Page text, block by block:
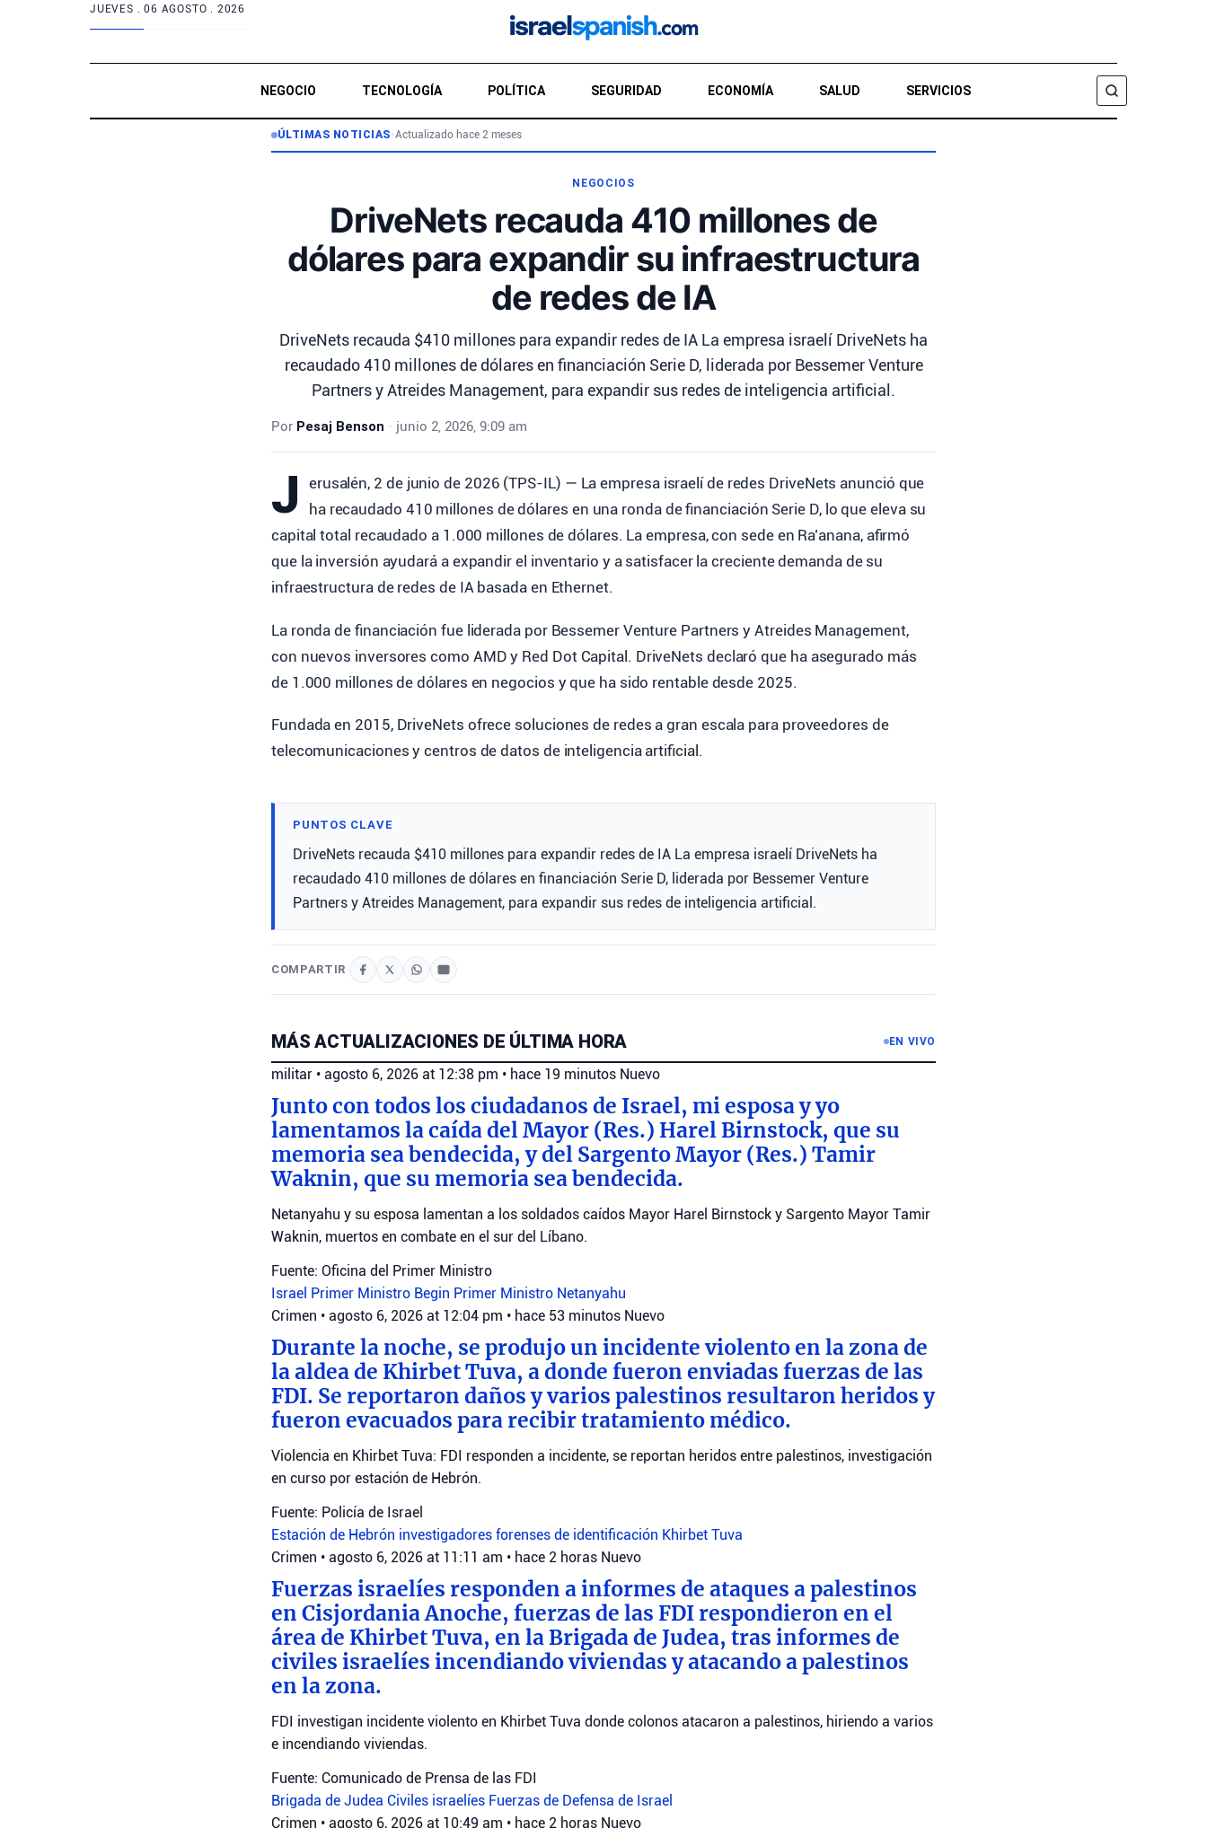
JUEVES .06 AGOSTO . 2026
NEGOCIO TECNOLOGÍA POLÍTICA SEGURIDAD ECONOMÍA SALUD SERVICIOS
BUSCAR
ÚLTIMAS NOTICIAS•Actualizado hace 2 meses
NEGOCIOS
DriveNets recauda 410 millones de
dólares para expandir su infraestructura
de redes de IA
DriveNets recauda $410 millones para expandir redes de IA La empresa israelí DriveNets ha
recaudado 410 millones de dólares en financiación Serie D, liderada por Bessemer Venture
Partners y Atreides Management, para expandir sus redes de inteligencia artificial.
Por Pesaj Benson • junio 2, 2026, 9:09 am
J
erusalén, 2 de junio de 2026 (TPS-IL) — La empresa israelí de redes DriveNets anunció que
ha recaudado 410 millones de dólares en una ronda de financiación Serie D, lo que eleva su
capital total recaudado a 1.000 millones de dólares. La empresa, con sede en Ra’anana, afirmó
que la inversión ayudará a expandir el inventario y a satisfacer la creciente demanda de su
infraestructura de redes de IA basada en Ethernet.
La ronda de financiación fue liderada por Bessemer Venture Partners y Atreides Management,
con nuevos inversores como AMD y Red Dot Capital. DriveNets declaró que ha asegurado más
de 1.000 millones de dólares en negocios y que ha sido rentable desde 2025.
Fundada en 2015, DriveNets ofrece soluciones de redes a gran escala para proveedores de
telecomunicaciones y centros de datos de inteligencia artificial.
PUNTOS CLAVE
DriveNets recauda $410 millones para expandir redes de IA La empresa israelí DriveNets ha
recaudado 410 millones de dólares en financiación Serie D, liderada por Bessemer Venture
Partners y Atreides Management, para expandir sus redes de inteligencia artificial.
COMPARTIR
MÁS ACTUALIZACIONES DE ÚLTIMA HORA EN VIVO
militar • agosto 6, 2026 at 12:38 pm • hace 19 minutos Nuevo
Junto con todos los ciudadanos de Israel, mi esposa y yo
lamentamos la caída del Mayor (Res.) Harel Birnstock, que su
memoria sea bendecida, y del Sargento Mayor (Res.) Tamir
Waknin, que su memoria sea bendecida.
Netanyahu y su esposa lamentan a los soldados caídos Mayor Harel Birnstock y Sargento Mayor Tamir
Waknin, muertos en combate en el sur del Líbano.
Fuente: Oficina del Primer Ministro
Israel Primer Ministro Begin Primer Ministro Netanyahu
Crimen • agosto 6, 2026 at 12:04 pm • hace 53 minutos Nuevo
Durante la noche, se produjo un incidente violento en la zona de
la aldea de Khirbet Tuva, a donde fueron enviadas fuerzas de las
FDI. Se reportaron daños y varios palestinos resultaron heridos y
fueron evacuados para recibir tratamiento médico.
Violencia en Khirbet Tuva: FDI responden a incidente, se reportan heridos entre palestinos, investigación
en curso por estación de Hebrón.
Fuente: Policía de Israel
Estación de Hebrón investigadores forenses de identificación Khirbet Tuva
Crimen • agosto 6, 2026 at 11:11 am • hace 2 horas Nuevo
Fuerzas israelíes responden a informes de ataques a palestinos
en Cisjordania Anoche, fuerzas de las FDI respondieron en el
área de Khirbet Tuva, en la Brigada de Judea, tras informes de
civiles israelíes incendiando viviendas y atacando a palestinos
en la zona.
FDI investigan incidente violento en Khirbet Tuva donde colonos atacaron a palestinos, hiriendo a varios
e incendiando viviendas.
Fuente: Comunicado de Prensa de las FDI
Brigada de Judea Civiles israelíes Fuerzas de Defensa de Israel
Crimen • agosto 6, 2026 at 10:49 am • hace 2 horas Nuevo